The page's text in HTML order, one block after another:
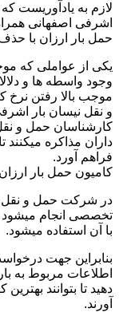
لازم به یادآوریست
اشرفی اصفهانی
حمل بار ارزان با
یکی از عواملی که
وجود واسطه ها و
موجب بالا رفتن نرخ
و نقل نیسان بار
کارشناسان حمل و
داران مذاکره میکنند
فراهم آورد.
کامیون حمل بار ارزان
در شرکت حمل و نقل
تخصصی انجام میشود
با آن استفاده میشود.
بنابراین جهت
اطلاعات مربوط به
دهید تا بتوانند
آورند.